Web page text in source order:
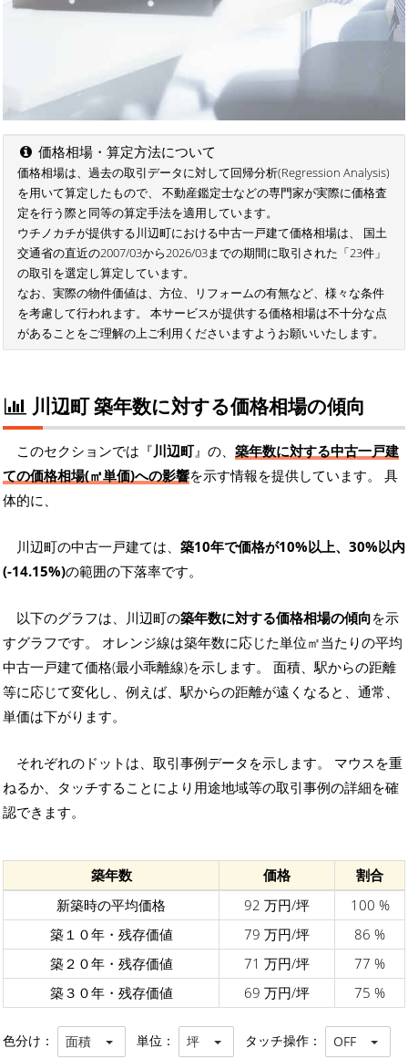
価格相場・算定方法について
価格相場は、過去の取引データに対して回帰分析(Regression Analysis)
を用いて算定したもので、 不動産鑑定士などの専門家が実際に価格査
定を行う際と同等の算定手法を適用しています。
ウチノカチが提供する川辺町における中古一戸建て価格相場は、 国土
交通省の直近の2007/03から2026/03までの期間に取引された「23件」
の取引を選定し算定しています。
なお、実際の物件価値は、方位、リフォームの有無など、様々な条件
を考慮して行われます。 本サービスが提供する価格相場は不十分な点
があることをご理解の上ご利用くださいますようお願いいたします。
川辺町 築年数に対する価格相場の傾向
このセクションでは『川辺町』の、 築年数に対する中古一戸建
ての価格相場(㎡単価)への影響を示す情報を提供しています。 具
体的に、
川辺町の中古一戸建ては、 築10年で価格が10%以上、30%以内
(-14.15%)の範囲の下落率です。
以下のグラフは、川辺町の築年数に対する価格相場の傾向を示
すグラフです。 オレンジ線は築年数に応じた単位㎡当たりの平均
中古一戸建て価格(最小乖離線)を示します。 面積、駅からの距離
等に応じて変化し、例えば、駅からの距離が遠くなると、通常、
単価は下がります。
それぞれのドットは、取引事例データを示します。 マウスを重
ねるか、タッチすることにより用途地域等の取引事例の詳細を確
認できます。
築年数 価格
割合
新築時の平均価格
92 万円/坪
100 %
築１０年・残存価値
79 万円/坪
86 %
築２０年・残存価値
71 万円/坪
77 %
築３０年・残存価値
69 万円/坪 75 %
色分け： 面積 単位： 坪 タッチ操作： OFF